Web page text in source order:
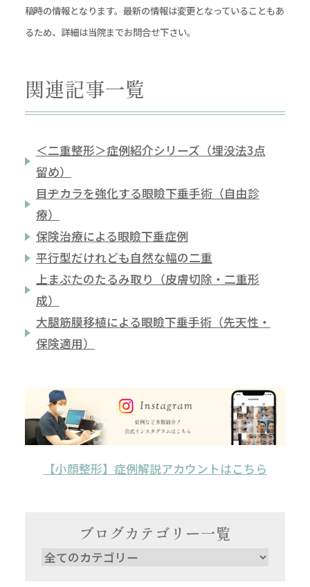
稿時の情報となります。最新の情報は変更となっていることもあ
るため、詳細は当院までお問合せ下さい。
関連記事一覧
＜二重整形＞症例紹介シリーズ（埋没法3点
留め）
目ヂカラを強化する眼瞼下垂手術（自由診
療）
保険治療による眼瞼下垂症例
平行型だけれども自然な幅の二重
上まぶたのたるみ取り（皮膚切除・二重形
成）
大腿筋膜移植による眼瞼下垂手術（先天性・
保険適用）
【小顔整形】症例解説アカウントはこちら
ブログカテゴリー一覧